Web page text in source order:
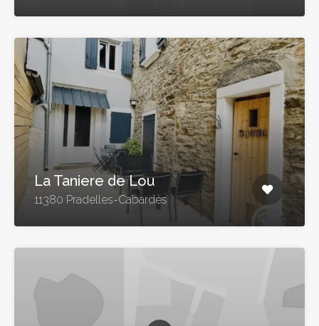
La Taniere de Lou
11380 Pradelles-Cabardès